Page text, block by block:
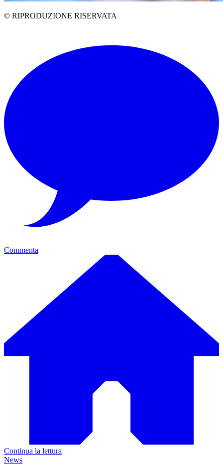
© RIPRODUZIONE RISERVATA
Commenta
Continua la lettura
News